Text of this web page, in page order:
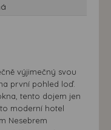
výjimečný svou
první pohled loď.
tento dojem jen
moderní hotel
Nesebrem